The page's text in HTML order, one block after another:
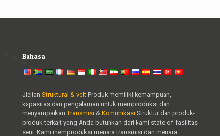
Bahasa
Jielian Struktural & volt Produk memiliki kemampuan,
kapasitas dan pengalaman untuk memproduksi dan
menyampaikanTransmisi & Komunikasi Struktur dan produk-
produk terkait yang Anda butuhkan dari kami state-of-fasilitas
seni. Kami memproduksi menara transmisi dan menara